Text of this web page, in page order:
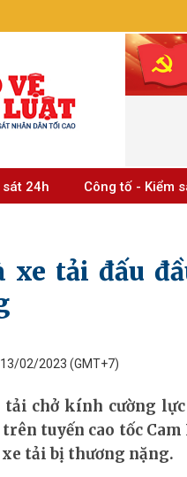
sát 24h Công tố - Kiểm
xe tải đấu
13/02/2023 (GMT+7)
tải chở kính cường
tuyến cao tốc
tải bị thương nặng.